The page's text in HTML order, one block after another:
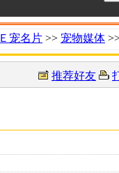
Ｅ宠名片 >> 宠物媒体
推荐好友